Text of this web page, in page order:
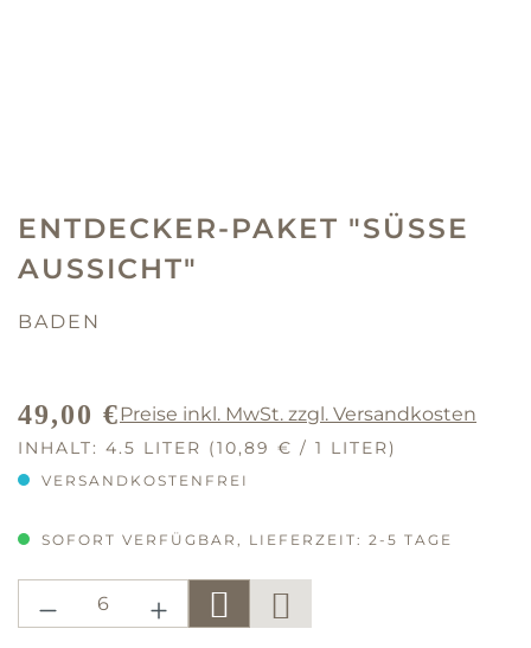
ENTDECKER-PAKET "SÜSSE
AUSSICHT"
BADEN
REGULÄRER PREIS:
49,00 €Preise inkl. MwSt. zzgl. Versandkosten
INHALT: 4.5 LITER (10,89 € / 1 LITER)
VERSANDKOSTENFREI
SOFORT VERFÜGBAR, LIEFERZEIT: 2-5 TAGE
PRODUKT ANZAHL: GIB DEN